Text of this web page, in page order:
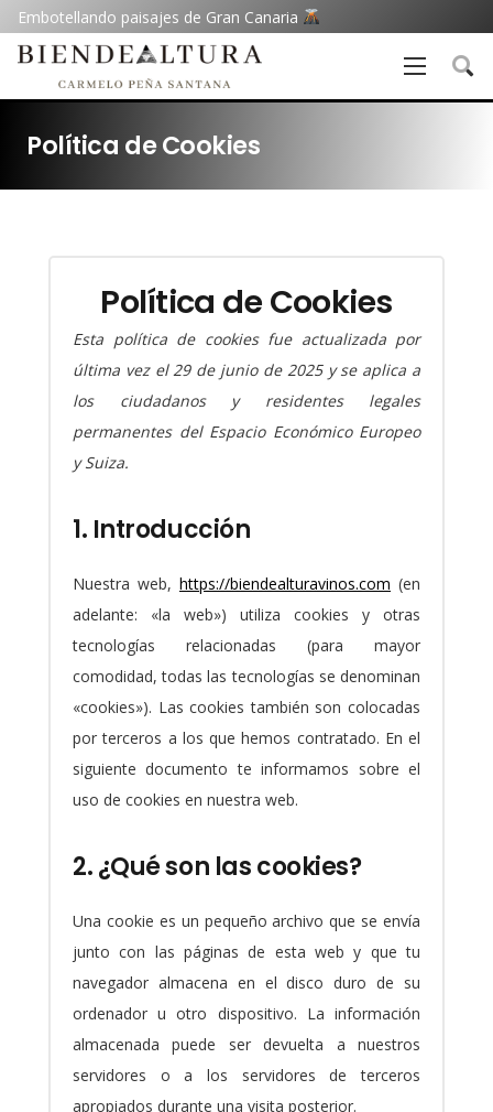
Embotellando paisajes de Gran Canaria
Política de Cookies
Política de Cookies
Esta política de cookies fue actualizada por
última vez el 29 de junio de 2025 y se aplica a
los ciudadanos y residentes legales
permanentes del Espacio Económico Europeo
y Suiza.
1. Introducción
Nuestra web, https://biendealturavinos.com (en
adelante: «la web») utiliza cookies y otras
tecnologías relacionadas (para mayor
comodidad, todas las tecnologías se denominan
«cookies»). Las cookies también son colocadas
por terceros a los que hemos contratado. En el
siguiente documento te informamos sobre el
uso de cookies en nuestra web.
2. ¿Qué son las cookies?
Una cookie es un pequeño archivo que se envía
junto con las páginas de esta web y que tu
navegador almacena en el disco duro de su
ordenador u otro dispositivo. La información
almacenada puede ser devuelta a nuestros
servidores o a los servidores de terceros
apropiados durante una visita posterior.